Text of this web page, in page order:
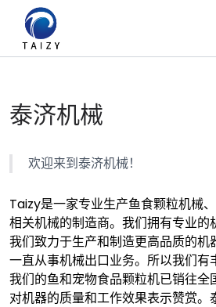
泰济机械
欢迎来到泰济机械！
Taizy是一家专业生产鱼食颗粒机械
相关机械的制造商。我们拥有专业的
我们致力于生产和制造更高品质的
一直从事机械出口业务。所以我们有
我们的鱼和宠物食品颗粒机已销往全
对机器的质量和工作效果表示赞赏。